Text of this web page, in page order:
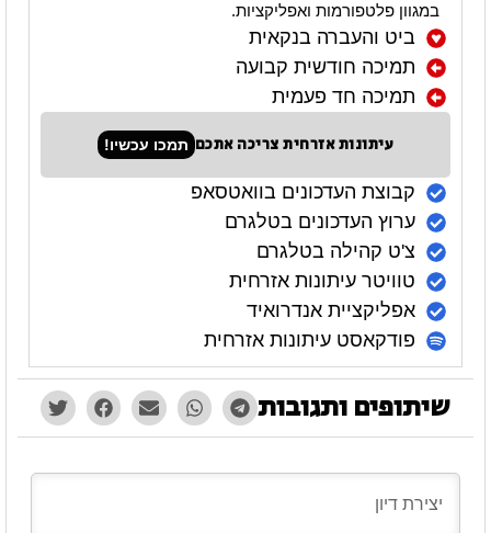
במגוון פלטפורמות ואפליקציות.
ביט והעברה בנקאית
תמיכה חודשית קבועה
תמיכה חד פעמית
עיתונות אזרחית צריכה אתכם תמכו עכשיו!
קבוצת העדכונים בוואטסאפ
ערוץ העדכונים בטלגרם
צ'ט קהילה בטלגרם
טוויטר עיתונות אזרחית
אפליקציית אנדרואיד
פודקאסט עיתונות אזרחית
שיתופים ותגובות